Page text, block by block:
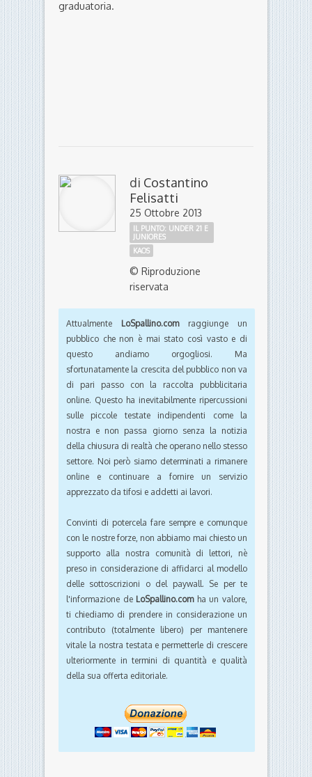
graduatoria.
di Costantino
Felisatti
25 Ottobre 2013
IL PUNTO: UNDER 21 E
JUNIORES
KAOS
© Riproduzione
riservata
Attualmente LoSpallino.comraggiunge un
pubblico che non è mai stato così vasto e di
questo andiamo orgogliosi. Ma
sfortunatamente la crescita del pubblico non va
di pari passo con la raccolta pubblicitaria
online. Questo ha inevitabilmente ripercussioni
sulle piccole testate indipendenti come la
nostra e non passa giorno senza la notizia
della chiusura di realtà che operano nello stesso
settore. Noi però siamo determinati a rimanere
online e continuare a fornire un servizio
apprezzato da tifosi e addetti ai lavori.
Convinti di potercela fare sempre e comunque
con le nostre forze, non abbiamo mai chiesto un
supporto alla nostra comunità di lettori, nè
preso in considerazione di affidarci al modello
delle sottoscrizioni o del paywall. Se per te
l'informazione de LoSpallino.comha un valore,
ti chiediamo di prendere in considerazione un
contributo (totalmente libero) per mantenere
vitale la nostra testata e permetterle di crescere
ulteriormente in termini di quantità e qualità
della sua offerta editoriale.